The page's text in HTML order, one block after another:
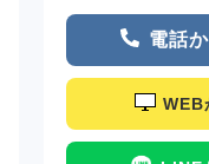
電話
WEB